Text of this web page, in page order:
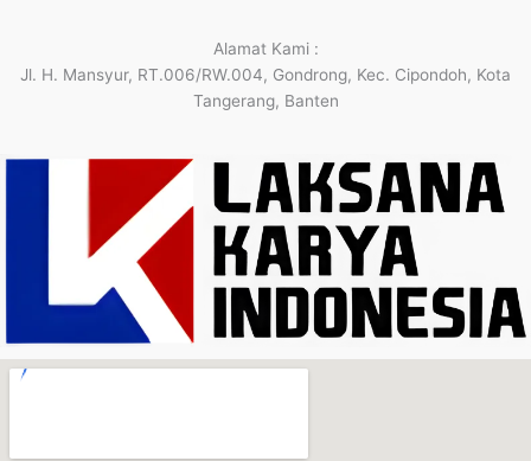
Alamat Kami :
Jl. H. Mansyur, RT.006/RW.004, Gondrong, Kec. Cipondoh, Kota
Tangerang, Banten